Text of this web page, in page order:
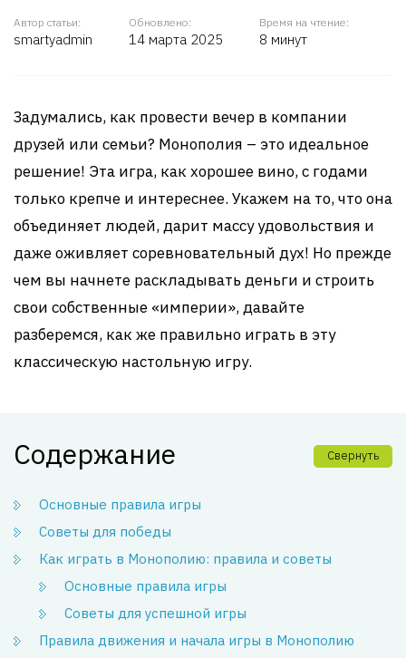
Автор статьи:
smartyadmin
Обновлено:
14 марта 2025
Время на чтение:
8 минут
Задумались, как провести вечер в компании
друзей или семьи? Монополия – это идеальное
решение! Эта игра, как хорошее вино, с годами
только крепче и интереснее. Укажем на то, что она
объединяет людей, дарит массу удовольствия и
даже оживляет соревновательный дух! Но прежде
чем вы начнете раскладывать деньги и строить
свои собственные «империи», давайте
разберемся, как же правильно играть в эту
классическую настольную игру.
Содержание Свернуть
Основные правила игры
Советы для победы
Как играть в Монополию: правила и советы
Основные правила игры
Советы для успешной игры
Правила движения и начала игры в Монополию